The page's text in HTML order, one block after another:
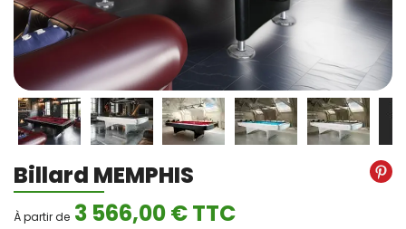
Billard MEMPHIS
À partir de 3 566,00 € TTC